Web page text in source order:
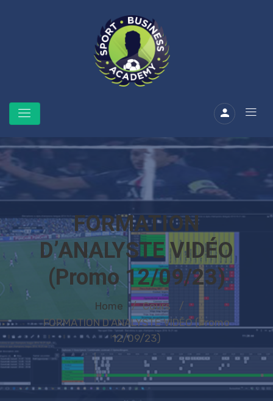
FORMATION
D’ANALYSTE VIDÉO
(Promo 12/09/23)
Home / Cours /
FORMATION D’ANALYSTE VIDÉO (Promo
12/09/23)